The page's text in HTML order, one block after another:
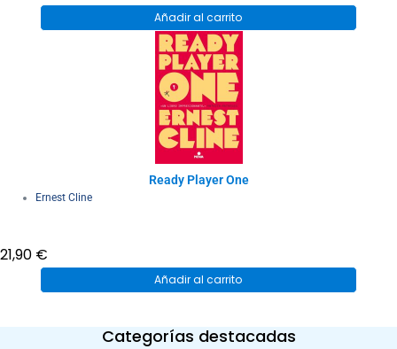
Añadir al carrito
Ready Player One
Ernest Cline
21,90 €
Añadir al carrito
Categorías destacadas